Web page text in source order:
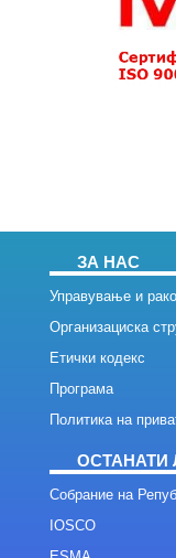
ЗА НАС
Управување и
Организациска
Етички кодекс
Програма
Политика на
ОСТАНАТИ
Собрание на
IOSCO